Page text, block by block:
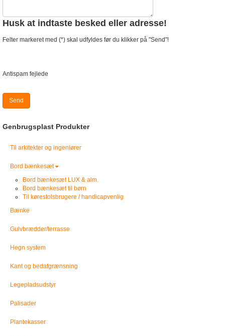
Husk at indtaste besked eller adresse!
Felter markeret med (*) skal udfyldes før du klikker på "Send"!
Antispam fejlede
Send
Genbrugsplast Produkter
Til arkitekter og ingeniører
Bord bænkesæt
Bord bænkesæt LUX & alm.
Bord bænkesæt til børn
Til kørestolsbrugere / handicapvenlig
Bænke
Gulvbrædder/terrasse
Hegn system
Kant og bedafgrænsning
Legepladsudstyr
Palisader
Plantekasser